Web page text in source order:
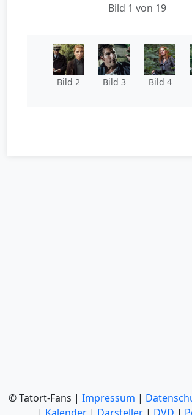
Bild 1 von 19
Bild 2 Bild 3 Bild 4
© Tatort-Fans | Impressum |